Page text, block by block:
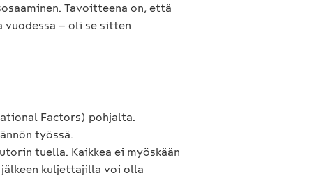
Tavoitteena on, että
vuodessa – oli se sitten
Factors) pohjalta.
työssä.
tuella. Kaikkea ei myöskään
kuljettajilla voi olla